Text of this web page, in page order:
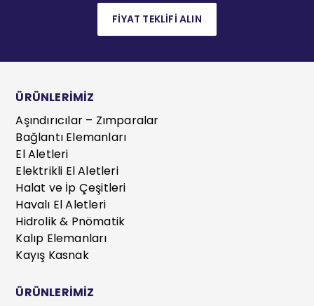
FİYAT TEKLİFİ ALIN
ÜRÜNLERİMİZ
Aşındırıcılar – Zımparalar
Bağlantı Elemanları
El Aletleri
Elektrikli El Aletleri
Halat ve İp Çeşitleri
Havalı El Aletleri
Hidrolik & Pnömatik
Kalıp Elemanları
Kayış Kasnak
ÜRÜNLERİMİZ